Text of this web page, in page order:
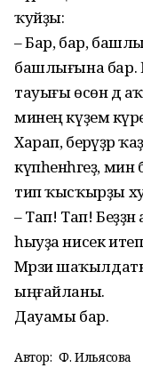
ҡуйҙы:
– Бар, бар,
башлығына бар.
тауығы өсөн дә
минең күҙемә
Харап, берәүҙәр
күпһенһәгеҙ,
тип ҡысҡырҙы
– Тап! Тап!
һыуҙа нисек
Мәрзиә
ыңғайланы.
Дауамы бар.
Автор: Ф. Ильясова